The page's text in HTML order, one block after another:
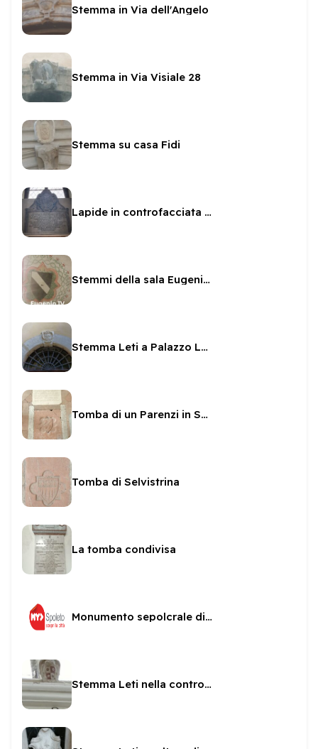
Stemma in Via dell'Angelo
Stemma in Via Visiale 28
Stemma su casa Fidi
Lapide in controfacciata in San Sabino
Stemmi della sala Eugenio IV
Stemma Leti a Palazzo Leti
Tomba di un Parenzi in San Ponziano
Tomba di Selvistrina
La tomba condivisa
Monumento sepolcrale di Fulvio Orsini
Stemma Leti nella controfacciata di San Pietro